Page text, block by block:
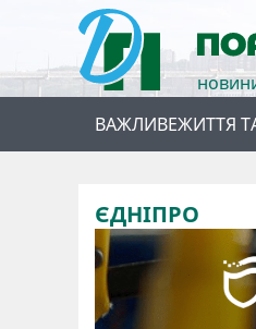
ВАЖЛИВЕЖИТТЯ
ЄДНІПРО